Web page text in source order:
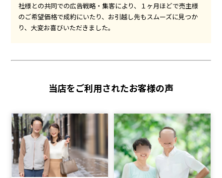
社様との共同での広告戦略・集客により、１ヶ月ほどで売主様
のご希望価格で成約にいたり、お引越し先もスムーズに見つか
り、大変お喜びいただきました。
当店をご利用されたお客様の声